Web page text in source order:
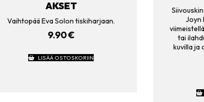
AKSET
Vaihtopää Eva Solon tiskiharjaan.
9.90€
LISÄÄ OSTOSKORIIN
Joyn
tai
kuvilla ja